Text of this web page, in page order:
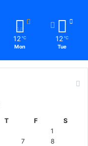
12 ℃
Mon
12 ℃
Tue
T F
S
1
7
8